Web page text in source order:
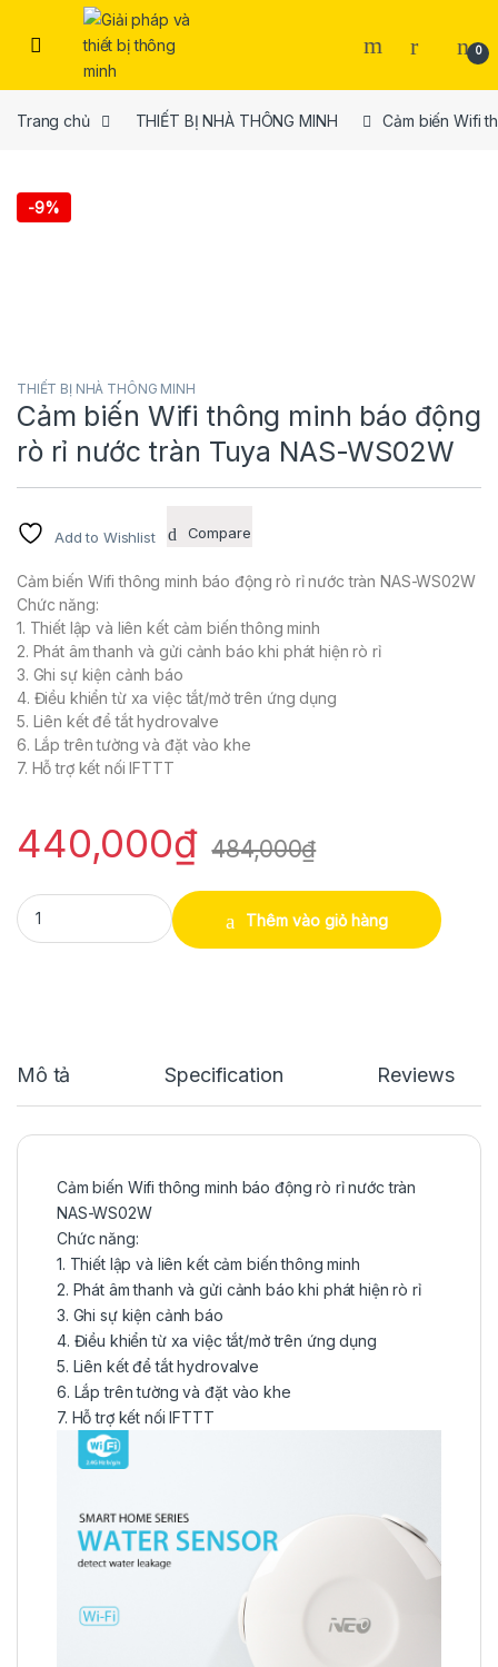
Skip to navigation
Skip to content
Open 0
Trang chủ THIẾT BỊ NHÀ THÔNG MINH Cảm biến Wifi
-9%
THIẾT BỊ NHÀ THÔNG MINH
Cảm biến Wifi thông minh báo động
rò rỉ nước tràn Tuya NAS-WS02W
Add to Wishlist Compare
Cảm biến Wifi thông minh báo động rò rỉ nước tràn NAS-WS02W
Chức năng:
1. Thiết lập và liên kết cảm biến thông minh
2. Phát âm thanh và gửi cảnh báo khi phát hiện rò rỉ
3. Ghi sự kiện cảnh báo
4. Điều khiển từ xa việc tắt/mở trên ứng dụng
5. Liên kết để tắt hydrovalve
6. Lắp trên tường và đặt vào khe
7. Hỗ trợ kết nối IFTTT
440,000₫ 484,000₫
Cảm biến Wifi thông minh báo động rò rỉ nước tràn Tuya NAS-
Thêm vào giỏ hàng
Mô tả Specification Reviews
Cảm biến Wifi thông minh báo động rò rỉ nước tràn
NAS-WS02W
Chức năng:
1. Thiết lập và liên kết cảm biến thông minh
2. Phát âm thanh và gửi cảnh báo khi phát hiện rò rỉ
3. Ghi sự kiện cảnh báo
4. Điều khiển từ xa việc tắt/mở trên ứng dụng
5. Liên kết để tắt hydrovalve
6. Lắp trên tường và đặt vào khe
7. Hỗ trợ kết nối IFTTT